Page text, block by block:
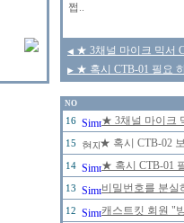
쩝..
◀ ★ 3채널 마이크 믹서
▶ ★ 혹시 CTB-01 필요
NO
16 ★ 3채널 마이크
15 ★ 혹시 CTB-02
14 ★ 혹시 CTB-01
13 비밀번호를 분실
12 캐스트킷 회원 "